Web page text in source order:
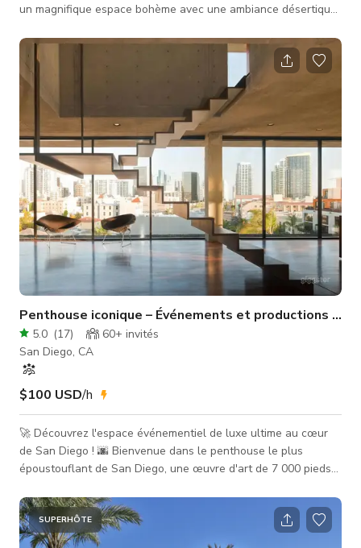
un magnifique espace bohème avec une ambiance désertique
Palm Springs. Complété par un porche avant fantaisiste, une
grande terrasse en bois avec espace assis et cheminée
extérieure dans le jardin, cet espace est parfait pour une
séance photo.
Penthouse iconique – Événements et productions
5.0 (17) 60+ invités
San Diego, CA
$100 USD/h
🚀 Découvrez l'espace événementiel de luxe ultime au cœur
de San Diego ! 🌆 Bienvenue dans le penthouse le plus
époustouflant de San Diego, une œuvre d'art de 7 000 pieds
sol au plafond et un emplacement imbattable au cœur vibrant
de la ville. ✨ Emplacement de premier choix – Proche de tout !
✨ À quelques minutes de l'aéroport – parfait pour les invités
SUPERHÔTE